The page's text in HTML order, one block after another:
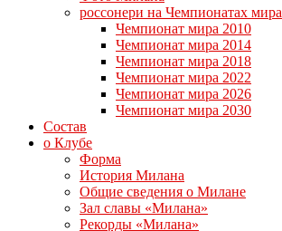
россонери на Чемпионатах мира
Чемпионат мира 2010
Чемпионат мира 2014
Чемпионат мира 2018
Чемпионат мира 2022
Чемпионат мира 2026
Чемпионат мира 2030
Состав
о Клубе
Форма
История Милана
Общие сведения о Милане
Зал славы «Милана»
Рекорды «Милана»